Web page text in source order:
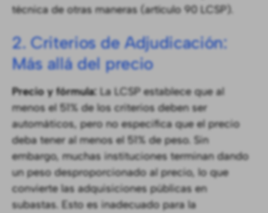
técnica de otras maneras (artículo 90 LCSP).
2. Criterios de Adjudicación:
Más allá del precio
Precio y fórmula: La LCSP establece que al
menos el 51% de los criterios deben ser
automáticos, pero no especifica que el precio
deba tener al menos el 51% de peso. Sin
embargo, muchas instituciones terminan dando
un peso desproporcionado al precio, lo que
convierte las adquisiciones públicas en
subastas. Esto es inadecuado para la